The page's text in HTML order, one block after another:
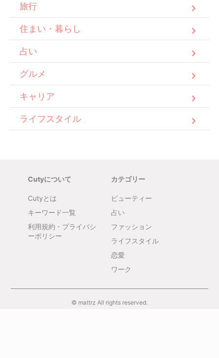
旅行
住まい・暮らし
占い
グルメ
キャリア
ライフスタイル
Cutyについて
Cutyとは
キーワード一覧
利用規約・プライバシ
ーポリシー
カテゴリー
ビューティー
占い
ファッション
ライフスタイル
恋愛
ワーク
© mattrz All rights reserved.